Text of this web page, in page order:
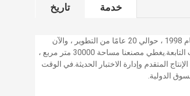
تاريخ خدمة
تأسست في عام 1998 ، حوالي 20 عامًا من التطوير ، والآن
أصبحت الأيام في شركة جماعية مع العديد من الشركات التابعة.يغطي مصنعنا مساحة 30000 متر مربع ،
مع خط الإنتاج المتقدم وإدارة الاختبار الحديثة.في الوقت
الدولية.